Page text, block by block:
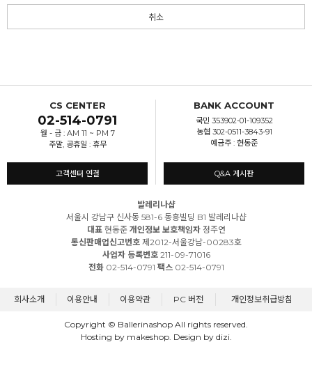
취소
CS CENTER
02-514-0791
월 - 금 : AM 11 ~ PM 7
주말, 공휴일 : 휴무
고객센터 연결
BANK ACCOUNT
국민 353902-01-109352
농협 302-0511-3843-91
예금주 : 현동준
Q&A 게시판
발레리나샵
서울시 강남구 신사동 581-6 동흥빌딩 B1 발레리나샵
대표현동준 개인정보 보호책임자정주연
통신판매업신고번호제2012-서울강남-00283호
사업자 등록번호211-09-71016
전화02-514-0791 팩스02-514-0791
회사소개 이용안내 이용약관 PC 버전 개인정보취급방침
Copyright © Ballerinashop All rights reserved.
Hosting by makeshop. Design by dizi.